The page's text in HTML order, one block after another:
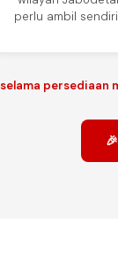
perlu ambil
persediaan